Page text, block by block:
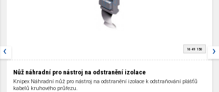
16 49 150
Nůž náhradní pro nástroj na odstranění izolace
Knipex Náhradní nůž pro nástroj na odstranění izolace k odstraňování plášťů
kabelů kruhového průřezu.
‹ ›